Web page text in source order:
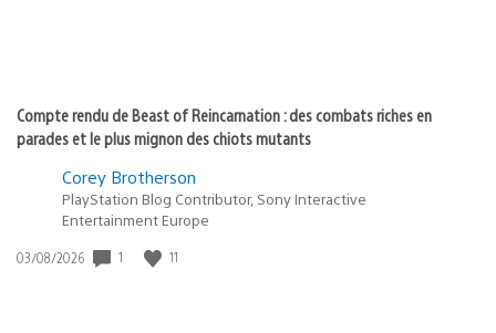
Compte rendu de Beast of Reincarnation : des combats riches en
parades et le plus mignon des chiots mutants
Corey Brotherson
PlayStation Blog Contributor, Sony Interactive
Entertainment Europe
Date
03/08/2026 1 11